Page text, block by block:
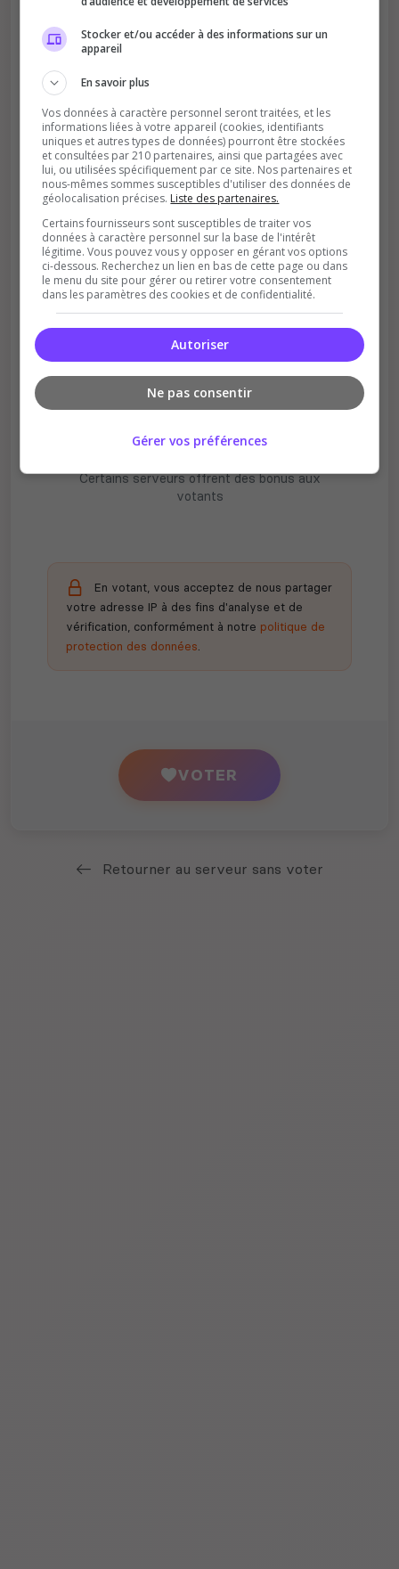
Améliore le classement
Votre vote aide le serveur à monter dans le
classement
Soutient la communauté
Plus de visibilité = plus de joueurs
Récompenses possibles
Certains serveurs offrent des bonus aux
votants
En votant, vous acceptez de nous partager
votre adresse IP à des fins d'analyse et de
vérification, conformément à notre politique de
protection des données.
VOTER
Retourner au serveur sans voter
Stocker et/ou accéder à des informations sur un
appareil
En savoir plus
Vos données à caractère personnel seront traitées, et les
informations liées à votre appareil (cookies, identifiants
uniques et autres types de données) pourront être stockées
et consultées par 210 partenaires, ainsi que partagées avec
lui, ou utilisées spécifiquement par ce site. Nos partenaires et
nous-mêmes sommes susceptibles d'utiliser des données de
géolocalisation précises. Liste des partenaires.
Certains fournisseurs sont susceptibles de traiter vos
données à caractère personnel sur la base de l'intérêt
légitime. Vous pouvez vous y opposer en gérant vos options
ci-dessous. Recherchez un lien en bas de cette page ou dans
le menu du site pour gérer ou retirer votre consentement
dans les paramètres des cookies et de confidentialité.
Autoriser
Ne pas consentir
Gérer vos préférences